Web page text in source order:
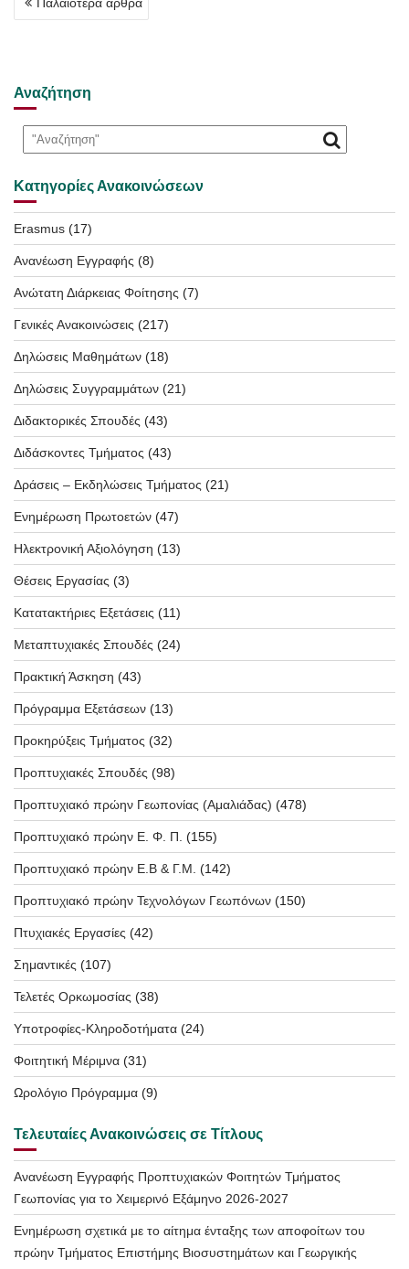
άρθρων
Αναζήτηση
Κατηγορίες Ανακοινώσεων
Erasmus (17)
Ανανέωση Εγγραφής (8)
Ανώτατη Διάρκειας Φοίτησης (7)
Γενικές Ανακοινώσεις (217)
Δηλώσεις Μαθημάτων (18)
Δηλώσεις Συγγραμμάτων (21)
Διδακτορικές Σπουδές (43)
Διδάσκοντες Τμήματος (43)
Δράσεις – Εκδηλώσεις Τμήματος (21)
Ενημέρωση Πρωτοετών (47)
Ηλεκτρονική Αξιολόγηση (13)
Θέσεις Εργασίας (3)
Κατατακτήριες Εξετάσεις (11)
Μεταπτυχιακές Σπουδές (24)
Πρακτική Άσκηση (43)
Πρόγραμμα Εξετάσεων (13)
Προκηρύξεις Τμήματος (32)
Προπτυχιακές Σπουδές (98)
Προπτυχιακό πρώην Γεωπονίας (Αμαλιάδας) (478)
Προπτυχιακό πρώην Ε. Φ. Π. (155)
Προπτυχιακό πρώην Ε.Β & Γ.Μ. (142)
Προπτυχιακό πρώην Τεχνολόγων Γεωπόνων (150)
Πτυχιακές Εργασίες (42)
Σημαντικές (107)
Τελετές Ορκωμοσίας (38)
Υποτροφίες-Κληροδοτήματα (24)
Φοιτητική Μέριμνα (31)
Ωρολόγιο Πρόγραμμα (9)
Τελευταίες Ανακοινώσεις σε Τίτλους
Ανανέωση Εγγραφής Προπτυχιακών Φοιτητών Τμήματος
Γεωπονίας για το Χειμερινό Εξάμηνο 2026-2027
Ενημέρωση σχετικά με το αίτημα ένταξης των αποφοίτων του
πρώην Τμήματος Επιστήμης Βιοσυστημάτων και Γεωργικής